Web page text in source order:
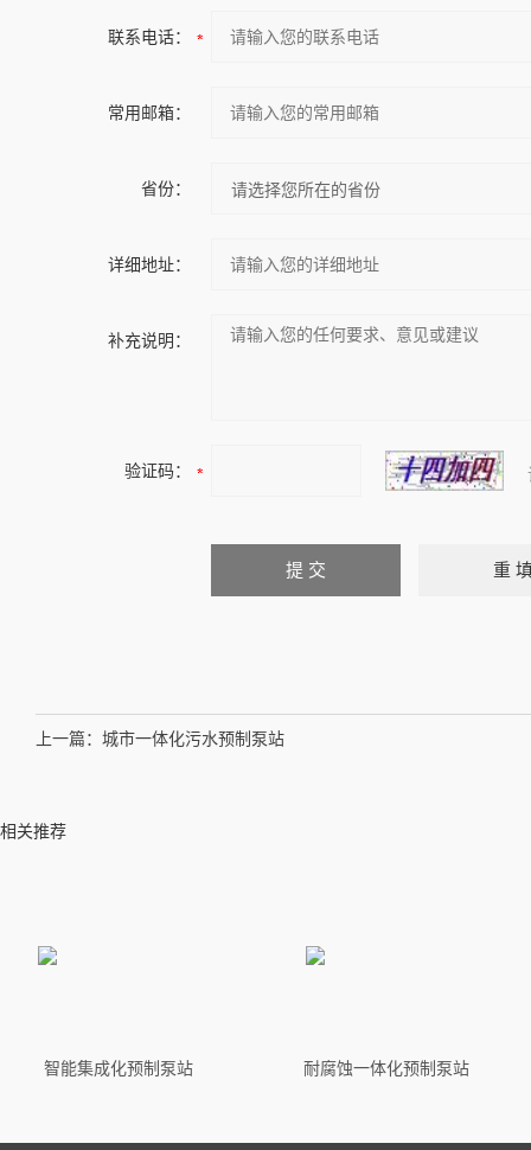
联系电话：
常用邮箱：
省份：
详细地址：
补充说明：
验证码：
上一篇： 城市一体化污水预制泵站
相关推荐
智能集成化预制泵站 耐腐蚀一体化预制泵站